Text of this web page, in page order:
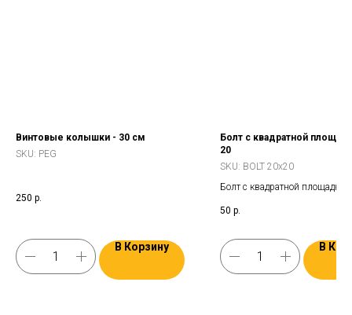
Винтовые колышки - 30 см
SKU: PEG
250 р.
В Корзину
Болт с квадратной
20
SKU: BOLT 20x20
Болт с квадратной площадкой
маркиз ORT на багажные
50 р.
В